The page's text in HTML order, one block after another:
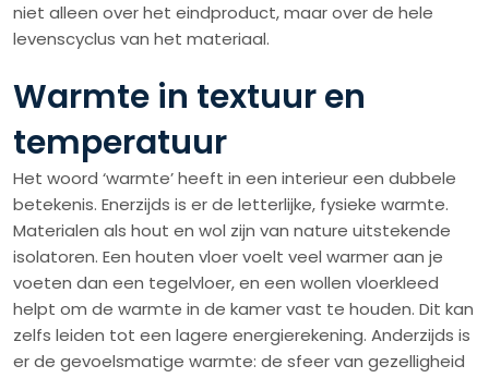
niet alleen over het eindproduct, maar over de hele
levenscyclus van het materiaal.
Warmte in textuur en
temperatuur
Het woord ‘warmte’ heeft in een interieur een dubbele
betekenis. Enerzijds is er de letterlijke, fysieke warmte.
Materialen als hout en wol zijn van nature uitstekende
isolatoren. Een houten vloer voelt veel warmer aan je
voeten dan een tegelvloer, en een wollen vloerkleed
helpt om de warmte in de kamer vast te houden. Dit kan
zelfs leiden tot een lagere energierekening. Anderzijds is
er de gevoelsmatige warmte: de sfeer van gezelligheid